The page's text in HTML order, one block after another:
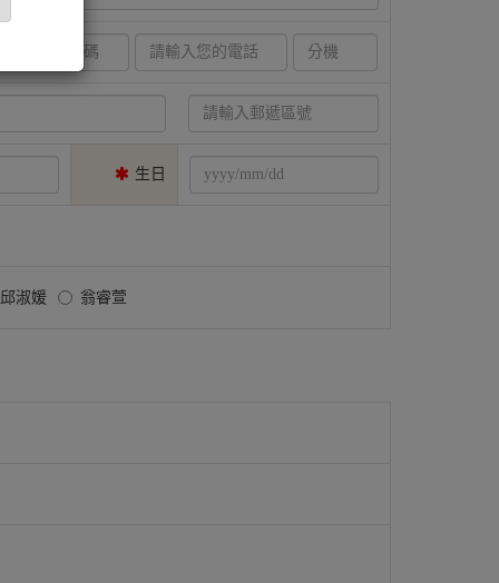
生日
邱淑媛 翁睿萱